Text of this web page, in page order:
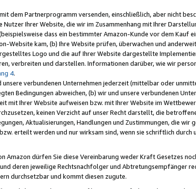
dem Partnerprogramm versenden, einschließlich, aber nicht
Ihrer Website, die wir im Zusammenhang mit Ihrer
dass ein bestimmter Amazon-Kunde vor dem Kauf
Website kam, (b) Ihre Website prüfen, überwachen und
Logo und die auf Ihrer Website dargestellte
verbreiten und darstellen. Informationen darüber, wie wir
4.
unsere verbundenen Unternehmen jederzeit (mittelbar oder
Bedingungen abweichen, (b) wir und unsere verbundenen
mit Ihrer Website aufweisen bzw. mit Ihrer Website im
keinen Verzicht auf unser Recht darstellt, die
Aktualisierungen, Handlungen und Zustimmungen, die wir
erteilt werden und nur wirksam sind, wenn sie schriftlich
Amazon dürfen Sie diese Vereinbarung weder Kraft Gesetzes
deren jeweilige Rechtsnachfolger und Abtretungsempfänger
durchsetzbar und kommt diesen zugute.